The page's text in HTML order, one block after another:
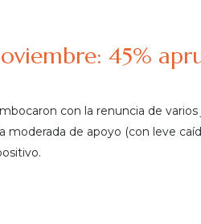
45%
con la renuncia de
de apoyo (con leve